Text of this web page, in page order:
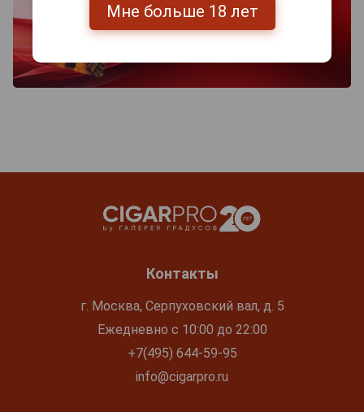
Контакты
г. Москва, Серпуховский вал, д. 5
Ежедневно с 10:00 до 22:00
+7(495) 644-59-95
info@cigarpro.ru
Мне больше 18 лет